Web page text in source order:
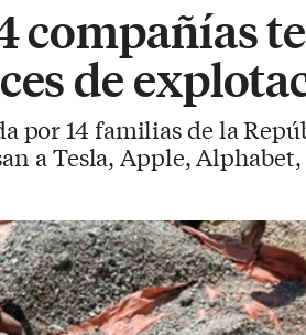
compañías
de
por 14 familias de la
a Tesla, Apple,